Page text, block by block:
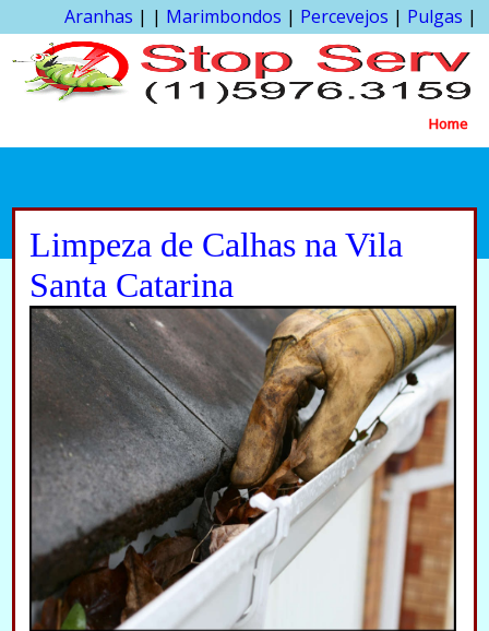
Aranhas | | Marimbondos | Percevejos | Pulgas |
Home
Limpeza de Calhas na Vila
Santa Catarina